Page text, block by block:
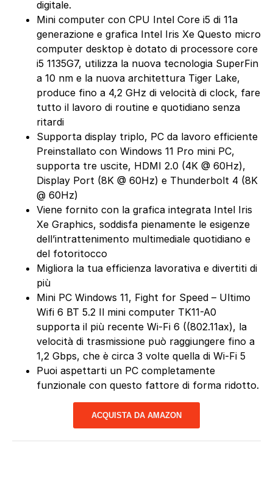
digitale.
Mini computer con CPU Intel Core i5 di 11a
generazione e grafica Intel Iris Xe Questo micro
computer desktop è dotato di processore core
i5 1135G7, utilizza la nuova tecnologia SuperFin
a 10 nm e la nuova architettura Tiger Lake,
produce fino a 4,2 GHz di velocità di clock, fare
tutto il lavoro di routine e quotidiano senza
ritardi
Supporta display triplo, PC da lavoro efficiente
Preinstallato con Windows 11 Pro mini PC,
supporta tre uscite, HDMI 2.0 (4K @ 60Hz),
Display Port (8K @ 60Hz) e Thunderbolt 4 (8K
@ 60Hz)
Viene fornito con la grafica integrata Intel Iris
Xe Graphics, soddisfa pienamente le esigenze
dell’intrattenimento multimediale quotidiano e
del fotoritocco
Migliora la tua efficienza lavorativa e divertiti di
più
Mini PC Windows 11, Fight for Speed – Ultimo
Wifi 6 BT 5.2 Il mini computer TK11-A0
supporta il più recente Wi-Fi 6 ((802.11ax), la
velocità di trasmissione può raggiungere fino a
1,2 Gbps, che è circa 3 volte quella di Wi-Fi 5
Puoi aspettarti un PC completamente
funzionale con questo fattore di forma ridotto.
ACQUISTA DA AMAZON